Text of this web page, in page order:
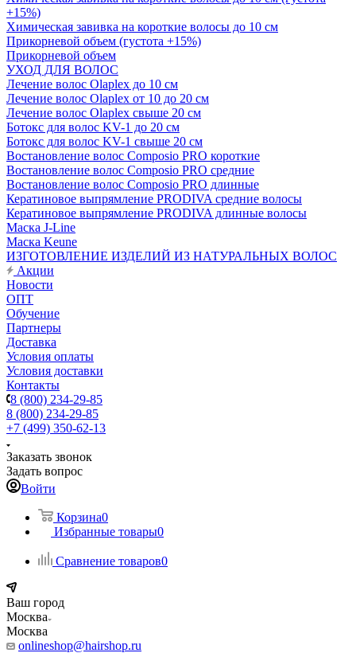
+15%)
Химическая завивка на короткие волосы до 10 см
Прикорневой объем (густота +15%)
Прикорневой объем
УХОД ДЛЯ ВОЛОС
Лечение волос Olapleх до 10 см
Лечение волос Olapleх от 10 до 20 см
Лечение волос Olapleх свыше 20 см
Ботокс для волос KV-1 до 20 см
Ботокс для волос KV-1 свыше 20 см
Востановление волос Composio PRO короткие
Востановление волос Composio PRO средние
Востановление волос Composio PRO длинные
Кератиновое выпрямление PRODIVA средние волосы
Кератиновое выпрямление PRODIVA длинные волосы
Маска J-Line
Маска Keune
ИЗГОТОВЛЕНИЕ ИЗДЕЛИЙ ИЗ НАТУРАЛЬНЫХ ВОЛОС
Акции
Новости
ОПТ
Обучение
Партнеры
Доставка
Условия оплаты
Условия доставки
Контакты
8 (800) 234-29-85
8 (800) 234-29-85
+7 (499) 350-62-13
Заказать звонок
Задать вопрос
Войти
Корзина0
Избранные товары0
Сравнение товаров0
Ваш город
Москва
Москва
onlineshop@hairshop.ru